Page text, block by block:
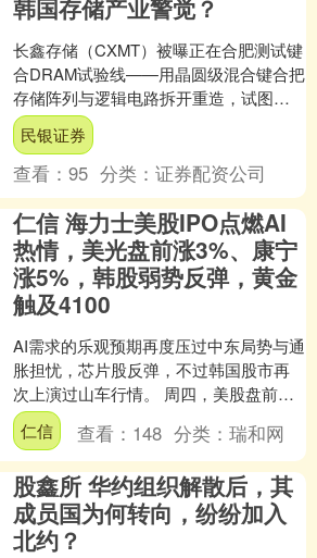
韩国存储产业警觉？
长鑫存储（CXMT）被曝正在合肥测试键
合DRAM试验线——用晶圆级混合键合把
存储阵列与逻辑电路拆开重造，试图在
不依赖EUV的前提下另辟蹊径。一边是
三星、SK海力....
民银证券
查看：95 分类：证券配资公司
仁信 海力士美股IPO点燃AI
热情，美光盘前涨3%、康宁
涨5%，韩股弱势反弹，黄金
触及4100
AI需求的乐观预期再度压过中东局势与通
胀担忧，芯片股反弹，不过韩国股市再
次上演过山车行情。 周四，美股盘前，
美股科技股反弹，美光科技涨超3%，英
特尔涨超3%，康....
仁信 查看： 148 分类： 瑞和网
股鑫所 华约组织解散后，其
成员国为何转向，纷纷加入
北约？